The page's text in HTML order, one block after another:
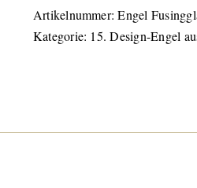
Artikelnummer:Engel
Kategorie: 15. Design-Engel